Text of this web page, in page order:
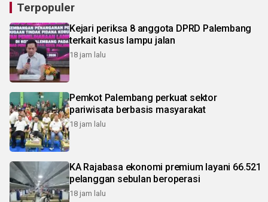
Terpopuler
Kejari periksa 8 anggota DPRD Palembang
terkait kasus lampu jalan
18 jam lalu
Pemkot Palembang perkuat sektor
pariwisata berbasis masyarakat
18 jam lalu
KA Rajabasa ekonomi premium layani 66.521
pelanggan sebulan beroperasi
18 jam lalu